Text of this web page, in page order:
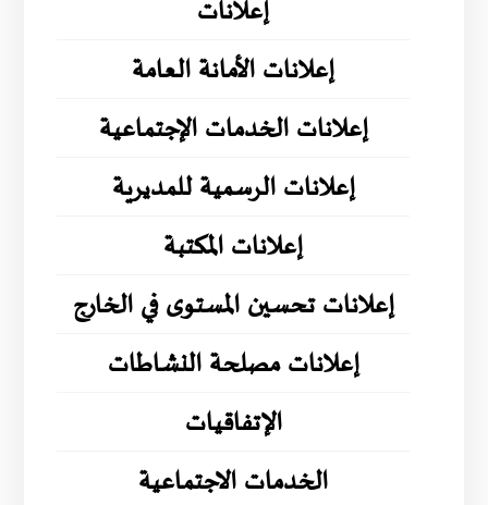
إعلانات
إعلانات الأمانة العامة
إعلانات الخدمات الإجتماعية
إعلانات الرسمية للمديرية
إعلانات المكتبة
إعلانات تحسين المستوى في الخارج
إعلانات مصلحة النشاطات
الإتفاقيات
الخدمات الاجتماعية